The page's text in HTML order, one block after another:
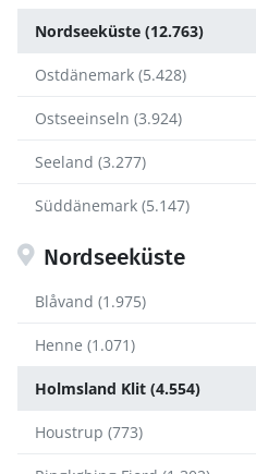
Nordseeküste (12.763)
Ostdänemark (5.428)
Ostseeinseln (3.924)
Seeland (3.277)
Süddänemark (5.147)
Nordseeküste
Blåvand (1.975)
Henne (1.071)
Holmsland Klit (4.554)
Houstrup (773)